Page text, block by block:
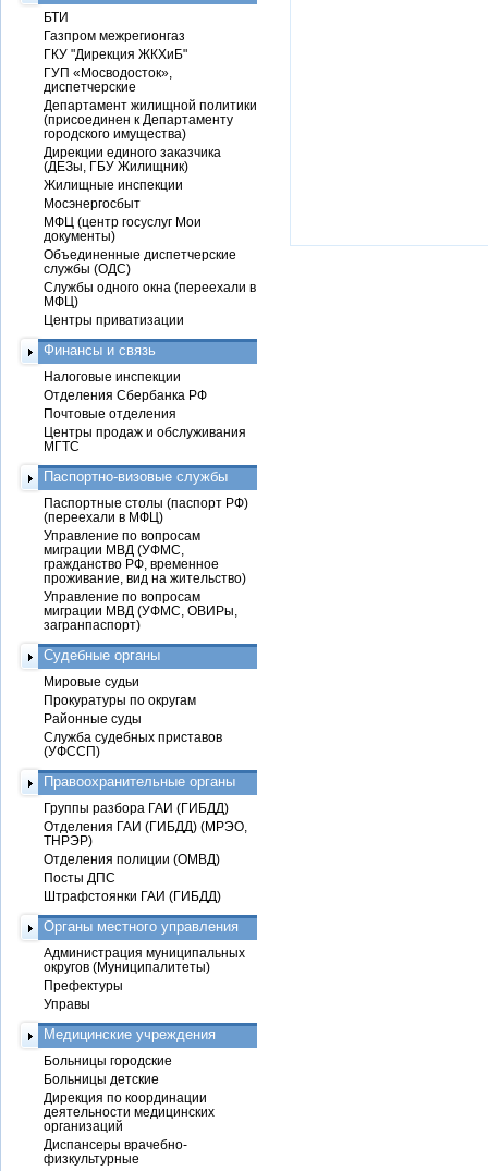
БТИ
Газпром межрегионгаз
ГКУ "Дирекция ЖКХиБ"
ГУП «Мосводосток»,
диспетчерские
Департамент жилищной политики
(присоединен к Департаменту
городского имущества)
Дирекции единого заказчика
(ДЕЗы, ГБУ Жилищник)
Жилищные инспекции
Мосэнергосбыт
МФЦ (центр госуслуг Мои
документы)
Объединенные диспетчерские
службы (ОДС)
Службы одного окна (переехали в
МФЦ)
Центры приватизации
Финансы и связь
Налоговые инспекции
Отделения Сбербанка РФ
Почтовые отделения
Центры продаж и обслуживания
МГТС
Паспортно-визовые службы
Паспортные столы (паспорт РФ)
(переехали в МФЦ)
Управление по вопросам
миграции МВД (УФМС,
гражданство РФ, временное
проживание, вид на жительство)
Управление по вопросам
миграции МВД (УФМС, ОВИРы,
загранпаспорт)
Судебные органы
Мировые судьи
Прокуратуры по округам
Районные суды
Служба судебных приставов
(УФССП)
Правоохранительные органы
Группы разбора ГАИ (ГИБДД)
Отделения ГАИ (ГИБДД) (МРЭО,
ТНРЭР)
Отделения полиции (ОМВД)
Посты ДПС
Штрафстоянки ГАИ (ГИБДД)
Органы местного управления
Администрация муниципальных
округов (Муниципалитеты)
Префектуры
Управы
Медицинские учреждения
Больницы городские
Больницы детские
Дирекция по координации
деятельности медицинских
организаций
Диспансеры врачебно-
физкультурные